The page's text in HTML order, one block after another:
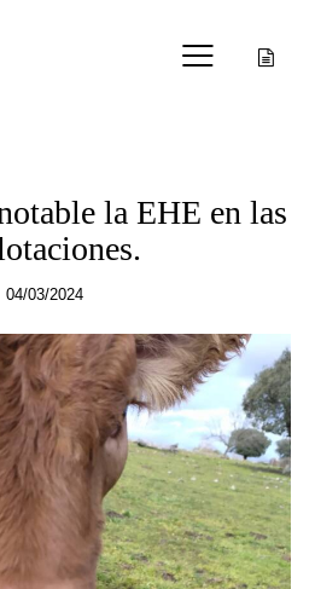
la EHE en las
04/03/2024